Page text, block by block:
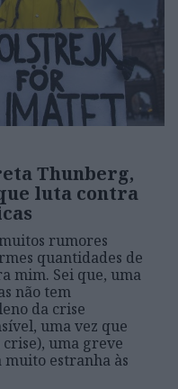
Thunberg,
luta contra
rumores
quantidades de
mim. Sei que, uma
não tem
da crise
uma vez que
uma greve
estranha às